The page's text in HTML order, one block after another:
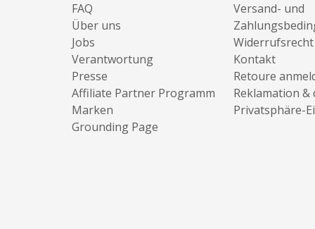
FAQ
Über uns
Jobs
Verantwortung
Presse
Affiliate Partner Programm
Marken
Grounding Page
Versand- und
Widerrufsrecht
Kontakt
Retoure
Reklamation &
Privatsphäre-